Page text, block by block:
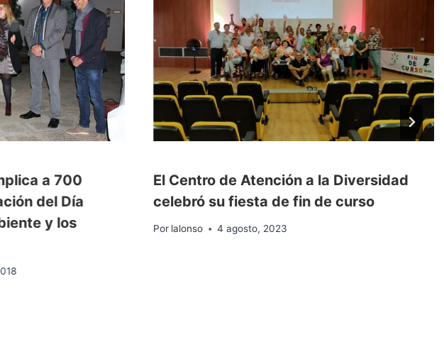
a 700
del Día
y los
El Centro de Atención a la Diversidad
celebró su fiesta de fin de curso
Por lalonso 4 agosto, 2023